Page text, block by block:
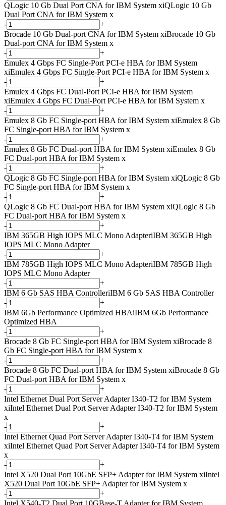
QLogic 10 Gb Dual Port CNA for IBM System xiQLogic 10 Gb
Dual Port CNA for IBM System x
-
+
Brocade 10 Gb Dual-port CNA for IBM System xiBrocade 10 Gb
Dual-port CNA for IBM System x
-
+
Emulex 4 Gbps FC Single-Port PCI-e HBA for IBM System
xiEmulex 4 Gbps FC Single-Port PCI-e HBA for IBM System x
-
+
Emulex 4 Gbps FC Dual-Port PCI-e HBA for IBM System
xiEmulex 4 Gbps FC Dual-Port PCI-e HBA for IBM System x
-
+
Emulex 8 Gb FC Single-port HBA for IBM System xiEmulex 8 Gb
FC Single-port HBA for IBM System x
-
+
Emulex 8 Gb FC Dual-port HBA for IBM System xiEmulex 8 Gb
FC Dual-port HBA for IBM System x
-
+
QLogic 8 Gb FC Single-port HBA for IBM System xiQLogic 8 Gb
FC Single-port HBA for IBM System x
-
+
QLogic 8 Gb FC Dual-port HBA for IBM System xiQLogic 8 Gb
FC Dual-port HBA for IBM System x
-
+
IBM 365GB High IOPS MLC Mono AdapteriIBM 365GB High
IOPS MLC Mono Adapter
-
+
IBM 785GB High IOPS MLC Mono AdapteriIBM 785GB High
IOPS MLC Mono Adapter
-
+
IBM 6 Gb SAS HBA ControlleriIBM 6 Gb SAS HBA Controller
-
+
IBM 6Gb Performance Optimized HBAiIBM 6Gb Performance
Optimized HBA
-
+
Brocade 8 Gb FC Single-port HBA for IBM System xiBrocade 8
Gb FC Single-port HBA for IBM System x
-
+
Brocade 8 Gb FC Dual-port HBA for IBM System xiBrocade 8 Gb
FC Dual-port HBA for IBM System x
-
+
Intel Ethernet Dual Port Server Adapter I340-T2 for IBM System
xiIntel Ethernet Dual Port Server Adapter I340-T2 for IBM System
x
-
+
Intel Ethernet Quad Port Server Adapter I340-T4 for IBM System
xiIntel Ethernet Quad Port Server Adapter I340-T4 for IBM System
x
-
+
Intel X520 Dual Port 10GbE SFP+ Adapter for IBM System xiIntel
X520 Dual Port 10GbE SFP+ Adapter for IBM System x
-
+
Intel X540-T2 Dual Port 10GBase-T Adapter for IBM System